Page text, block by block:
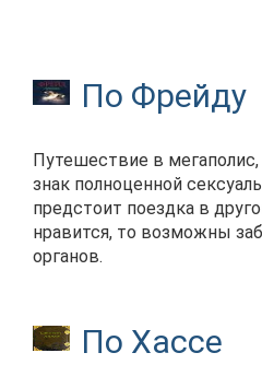
По Фрейду
Путешествие в
знак полноценной
предстоит поездка в
нравится, то возможны
органов.
По Хассе